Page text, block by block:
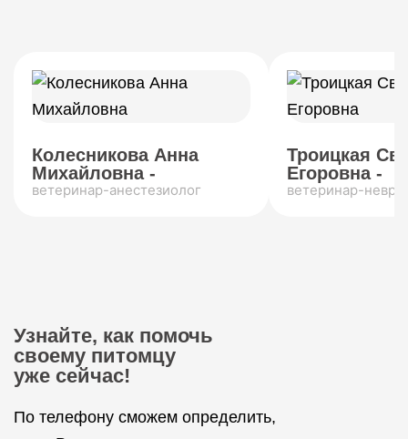
Колесникова Анна
Михайловна -
ветеринар-анестезиолог
Троицкая
Егоровна -
ветеринар-
Узнайте, как помочь
своему питомцу
уже сейчас!
По телефону сможем определить,